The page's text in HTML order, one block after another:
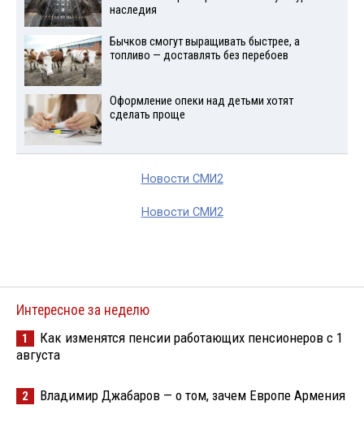
наследия
Бычков смогут выращивать быстрее, а
топливо — доставлять без перебоев
Оформление опеки над детьми хотят
сделать проще
Новости СМИ2
Новости СМИ2
Интересное за неделю
1
Как изменятся пенсии работающих пенсионеров с 1
августа
2 Владимир Джабаров — о том, зачем Европе Армения